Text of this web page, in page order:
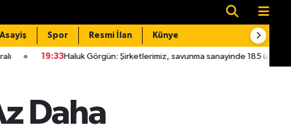
Asayiş Spor Resmi İlan Künye
Haluk Görgün: Şirketlerimiz, savunma sanayinde 185 ülkeye 10 milyar dolar
Daha